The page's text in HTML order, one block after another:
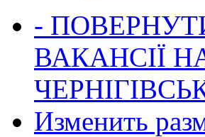
-
ВАКАНСІЇ
Изменить